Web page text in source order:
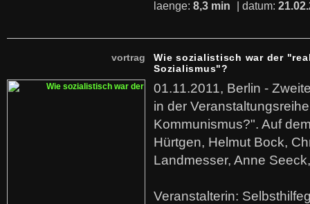
laenge: 8,3 min | datum:
vortrag
Wie sozialistisch war der
Sozialismus"?
01.11.2011, Berlin -
in der
Kommunismus?". Auf
Hürtgen, Helmut Bock,
Landmesser, Anne
Veranstalterin: